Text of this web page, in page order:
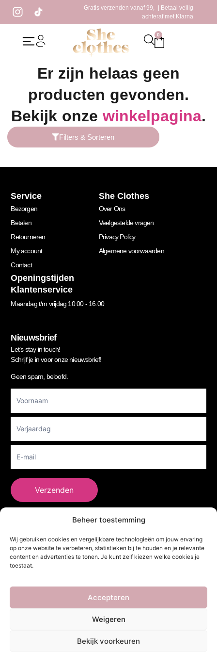
Beheer toestemming
Wij gebruiken cookies en vergelijkbare technologieën om jouw ervaring
op onze website te verbeteren, statistieken bij te houden en je relevante
content en advertenties te tonen. Je kunt zelf kiezen welke cookies je
toestaat.
Accepteren
Weigeren
Bekijk voorkeuren
Gratis verzenden vanaf 99,- | Betaal veilig
achteraf met Klarna
0
/ Producten getagged “crème jurk”
Er zijn helaas geen
producten gevonden.
Bekijk onze winkelpagina.
Filters & Sorteren
Service
Bezorgen
Betalen
Retourneren
My account
Contact
She Clothes
Over Ons
Veelgestelde vragen
Privacy Policy
Algemene voorwaarden
Openingstijden
Klantenservice
Maandag t/m vrijdag 10.00 - 16.00
Nieuwsbrief
Let’s stay in touch!
Schrijf je in voor onze nieuwsbrief!
Geen spam, beloofd.
Newsletter
Verzenden
Adres
. Alle rechten voorbehouden. Powered by
Webdesigner &YHDS